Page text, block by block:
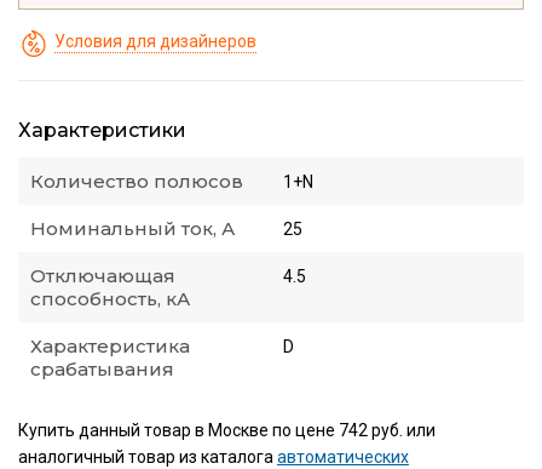
Условия для дизайнеров
Характеристики
Количество полюсов 1+N
Номинальный ток, А 25
Отключающая
способность, кА
4.5
Характеристика
срабатывания
D
Купить данный товар в Москве по цене 742 руб. или
аналогичный товар из каталогаавтоматических